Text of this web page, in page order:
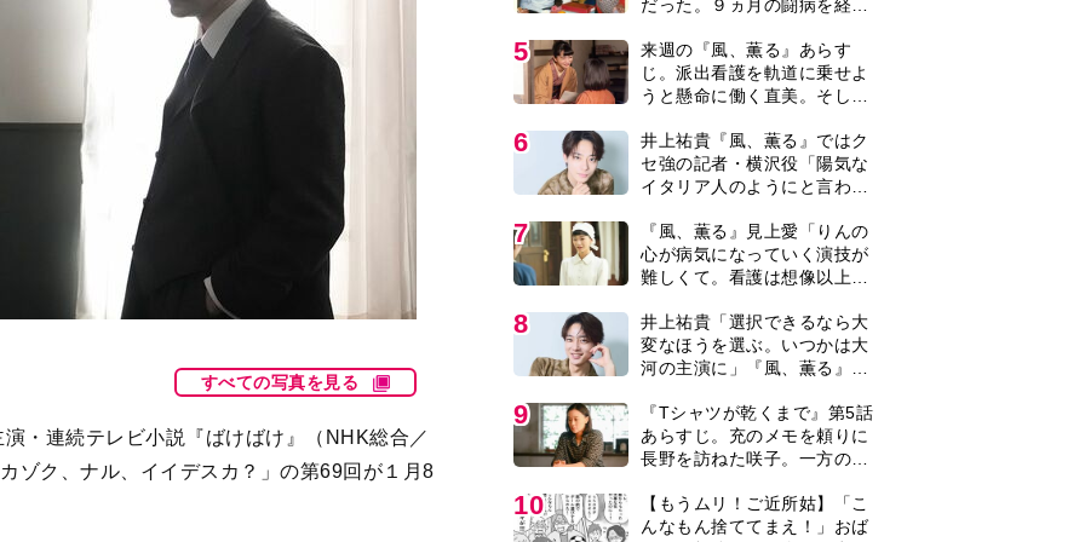
すべての写真を見る
・連続テレビ小説『ばけばけ』（NHK総合／
ゾク、ナル、イイデスカ？」の第69回が１月8
だった。９ヵ月の闘病を経て
紙を今も支えに」【2026上半
期BEST】
5
来週の『風、薫る』あらす
じ。派出看護を軌道に乗せよ
うと懸命に働く直美。そして
バレあり＞
6
井上祐貴『風、薫る』ではク
セ強の記者・横沢役「陽気な
イタリア人のようにと言われ
7
『風、薫る』見上愛「りんの
心が病気になっていく演技が
難しくて。看護は想像以上に
8
井上祐貴「選択できるなら大
変なほうを選ぶ。いつかは大
河の主演に」『風、薫る』で
9
『Tシャツが乾くまで』第5話
あらすじ。充のメモを頼りに
長野を訪ねた咲子。一方の樹
タバレあり＞
10
【もうムリ！ご近所姑】「こ
んなもん捨ててまえ！」おば